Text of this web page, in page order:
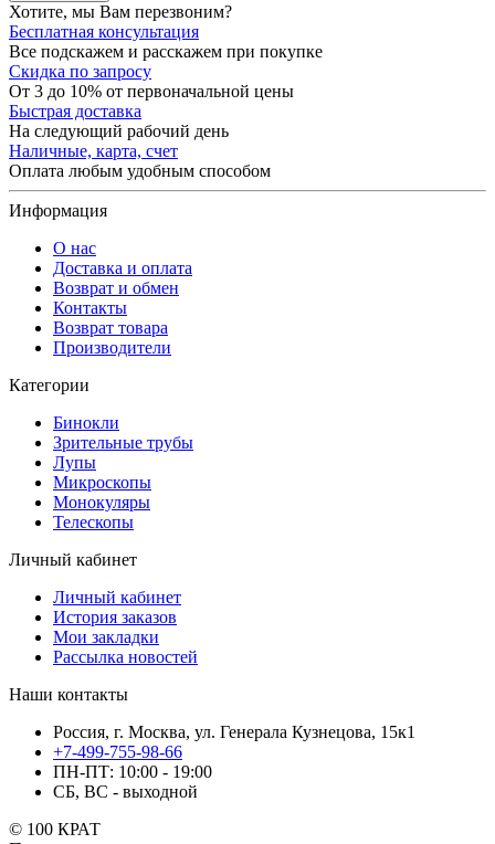
Хотите, мы Вам перезвоним?
Бесплатная консультация
Все подскажем и расскажем при покупке
Скидка по запросу
От 3 до 10% от первоначальной цены
Быстрая доставка
На следующий рабочий день
Наличные, карта, счет
Оплата любым удобным способом
Информация
О нас
Доставка и оплата
Возврат и обмен
Контакты
Возврат товара
Производители
Категории
Бинокли
Зрительные трубы
Лупы
Микроскопы
Монокуляры
Телескопы
Личный кабинет
Личный кабинет
История заказов
Мои закладки
Рассылка новостей
Наши контакты
Россия, г. Москва, ул. Генерала Кузнецова, 15к1
+7-499-755-98-66
ПН-ПТ: 10:00 - 19:00
СБ, ВС - выходной
© 100 КРАТ